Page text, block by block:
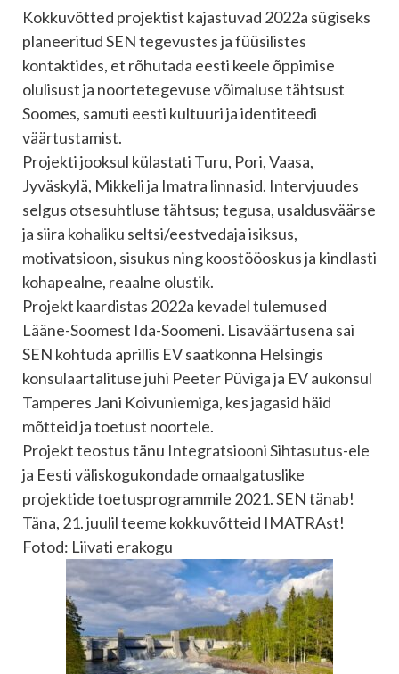
Kokkuvõtted projektist kajastuvad 2022a sügiseks
planeeritud SEN tegevustes ja füüsilistes
kontaktides, et rõhutada eesti keele õppimise
olulisust ja noortetegevuse võimaluse tähtsust
Soomes, samuti eesti kultuuri ja identiteedi
väärtustamist.
Projekti jooksul külastati Turu, Pori, Vaasa,
Jyväskylä, Mikkeli ja Imatra linnasid. Intervjuudes
selgus otsesuhtluse tähtsus; tegusa, usaldusväärse
ja siira kohaliku seltsi/eestvedaja isiksus,
motivatsioon, sisukus ning koostööoskus ja kindlasti
kohapealne, reaalne olustik.
Projekt kaardistas 2022a kevadel tulemused
Lääne-Soomest Ida-Soomeni. Lisaväärtusena sai
SEN kohtuda aprillis EV saatkonna Helsingis
konsulaartalituse juhi Peeter Püviga ja EV aukonsul
Tamperes Jani Koivuniemiga, kes jagasid häid
mõtteid ja toetust noortele.
Projekt teostus tänu Integratsiooni Sihtasutus-ele
ja Eesti väliskogukondade omaalgatuslike
projektide toetusprogrammile 2021. SEN tänab!
Täna, 21. juulil teeme kokkuvõtteid IMATRAst!
Fotod: Liivati erakogu